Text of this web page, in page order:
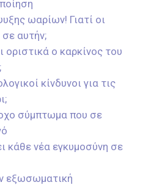
ωαρίων! Γιατί οι
αυτήν;
ο καρκίνος του
κίνδυνοι για τις
σύμπτωμα που σε
κάθε νέα εγκυμοσύνη σε
εξωσωματική